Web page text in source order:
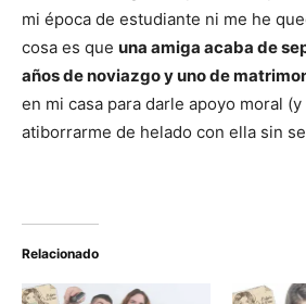
mi época de estudiante ni me he
cosa es que una amiga acaba de
años de noviazgo y uno de
en mi casa para darle apoyo moral
atiborrarme de helado con ella sin
Relacionado